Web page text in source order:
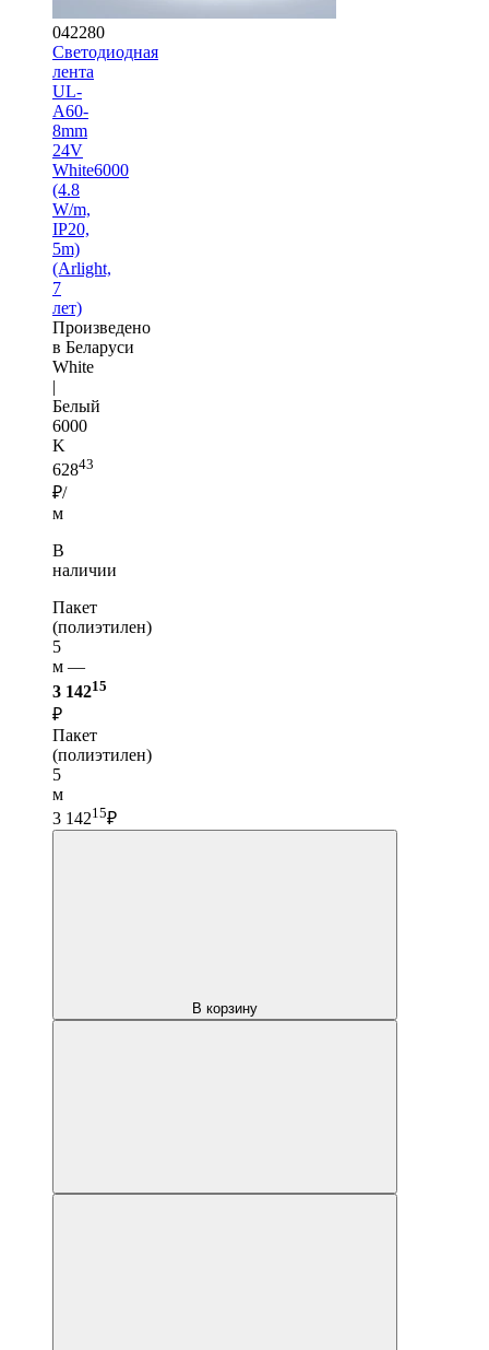
042280
Светодиодная
лента
UL-
A60-
8mm
24V
White6000
(4.8
W/m,
IP20,
5m)
(Arlight,
7
лет)
Произведено
в Беларуси
White
|
Белый
6000
K
62843
₽/
м
В
наличии
Пакет
(полиэтилен)
5
м —
3 14215
₽
Пакет
(полиэтилен)
5
м
3 14215₽
В корзину